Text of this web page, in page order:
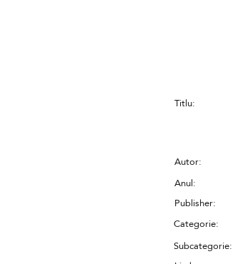
Titlu:
Autor:
Anul:
Publisher:
Categorie:
Subcategorie: